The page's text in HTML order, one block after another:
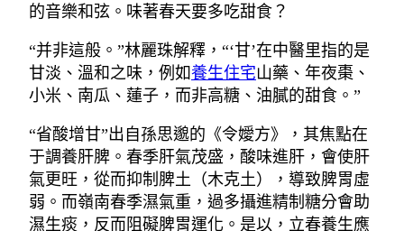
的音樂和弦。味著春天要多吃甜食？
“并非這般。”林麗珠解釋，“‘甘’在中醫里指的是
甘淡、溫和之味，例如養生住宅山藥、年夜棗、
小米、南瓜、蓮子，而非高糖、油膩的甜食。”
“省酸增甘”出自孫思邈的《令嬡方》，其焦點在
于調養肝脾。春季肝氣茂盛，酸味進肝，會使肝
氣更旺，從而抑制脾土（木克土），導致脾胃虛
弱。而嶺南春季濕氣重，過多攝進精制糖分會助
濕生痰，反而阻礙脾胃運化。是以，立春養生應